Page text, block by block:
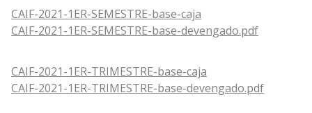
CAIF-2021-1ER-SEMESTRE-base-caja
CAIF-2021-1ER-SEMESTRE-base-devengado.pdf
CAIF-2021-1ER-TRIMESTRE-base-caja
CAIF-2021-1ER-TRIMESTRE-base-devengado.pdf